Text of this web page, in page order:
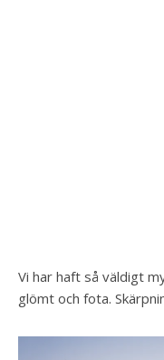
Vi har haft så väldigt
glömt och fota.